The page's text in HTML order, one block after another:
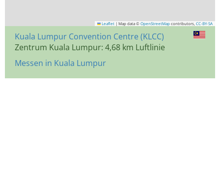
Leaflet | Map data © OpenStreetMap contributors, CC-BY-SA
Kuala Lumpur Convention Centre (KLCC)
Zentrum Kuala Lumpur: 4,68 km Luftlinie
Messen in Kuala Lumpur